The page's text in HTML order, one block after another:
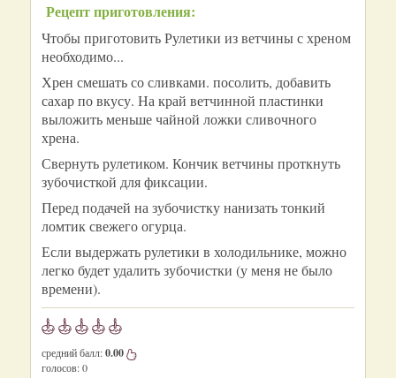
Рецепт приготовления:
Чтобы приготовить Рулетики из ветчины с хреном
необходимо...
Хрен смешать со сливками. посолить, добавить
сахар по вкусу. На край ветчинной пластинки
выложить меньше чайной ложки сливочного
хрена.
Свернуть рулетиком. Кончик ветчины проткнуть
зубочисткой для фиксации.
Перед подачей на зубочистку нанизать тонкий
ломтик свежего огурца.
Если выдержать рулетики в холодильнике, можно
легко будет удалить зубочистки (у меня не было
времени).
средний балл:0.00
голосов:0